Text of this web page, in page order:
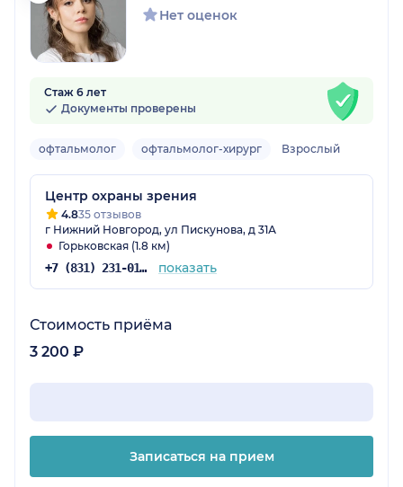
Нет оценок
Стаж 6 лет
Документы проверены
офтальмолог офтальмолог-хирург Взрослый
Центр охраны зрения
4.835 отзывов
г Нижний Новгород, ул Пискунова, д 31А
Горьковская (1.8 км)
+7 (831) 231-01-87 показать
Стоимость приёма
3 200 ₽
Записаться на прием